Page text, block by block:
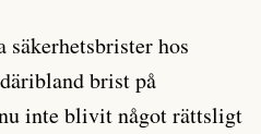
hos
brist på
inte blivit något rättsligt